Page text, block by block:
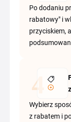
Po dodaniu
rabatowy" i
przyciskiem,
Wybierz
z rabatem i